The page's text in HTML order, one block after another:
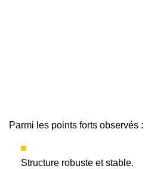
Parmi les points forts observés :
Structure robuste et stable.